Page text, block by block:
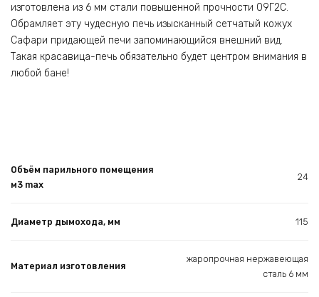
изготовлена из 6 мм стали повышенной прочности 09Г2С.
Обрамляет эту чудесную печь изысканный сетчатый кожух
Сафари придающей печи запоминающийся внешний вид.
Такая красавица-печь обязательно будет центром внимания в
любой бане!
Объём парильного помещения
м3 max
24
Диаметр дымохода, мм 115
Материал изготовления
жаропрочная нержавеющая
сталь 6 мм